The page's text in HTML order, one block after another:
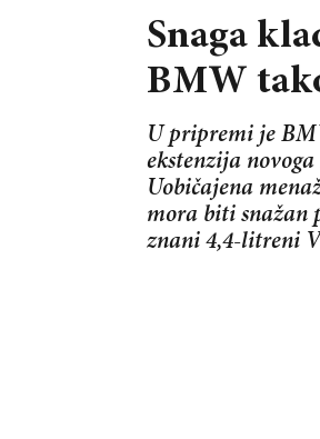
Snaga
BMW
U pripremi je
ekstenzija
Uobičajena
mora biti snažan
znani 4,4-litreni